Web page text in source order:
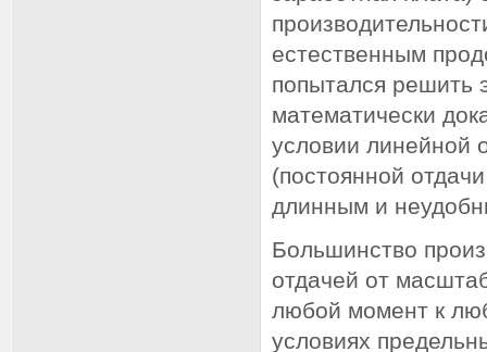
естественным
попытался решить
математически
условии линейной
(постоянной
длинным и
Большинство
отдачей от
любой момент к
условиях